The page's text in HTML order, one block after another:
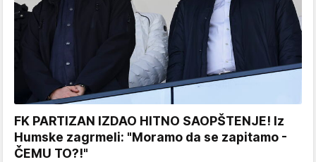
FK PARTIZAN IZDAO HITNO SAOPŠTENJE! Iz
Humske zagrmeli: "Moramo da se zapitamo -
ČEMU TO?!"